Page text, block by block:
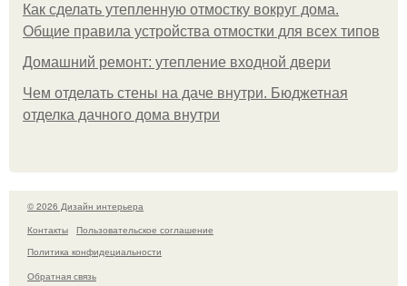
Как сделать утепленную отмостку вокруг дома.
Общие правила устройства отмостки для всех типов
Домашний ремонт: утепление входной двери
Чем отделать стены на даче внутри. Бюджетная
отделка дачного дома внутри
© 2026 Дизайн интерьера
Контакты
Пользовательское соглашение
Политика конфидециальности
Обратная связь